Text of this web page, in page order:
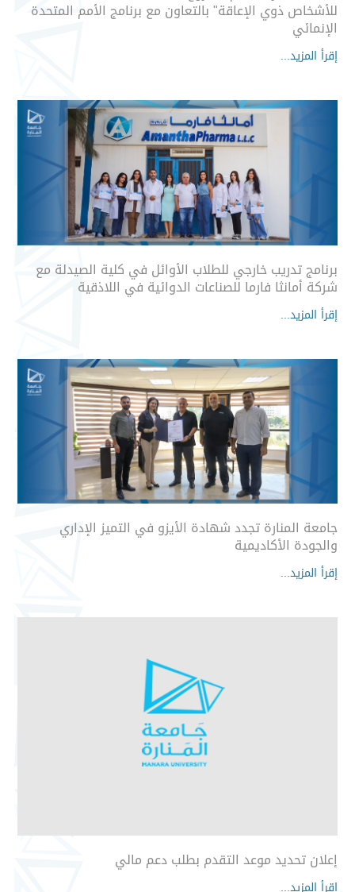
للأشخاص ذوي الإعاقة" بالتعاون مع برنامج الأمم المتحدة
الإنمائي
إقرأ المزيد...
برنامج تدريب خارجي للطلاب الأوائل في كلية الصيدلة مع
شركة أمانثا فارما للصناعات الدوائية في اللاذقية
إقرأ المزيد...
جامعة المنارة تجدد شهادة الأيزو في التميز الإداري
والجودة الأكاديمية
إقرأ المزيد...
إعلان تحديد موعد التقدم بطلب دعم مالي